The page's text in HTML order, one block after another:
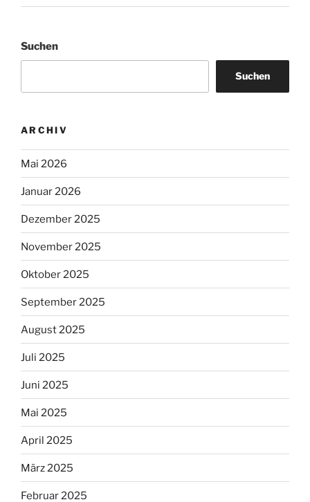
Suchen
Suchen
ARCHIV
Mai 2026
Januar 2026
Dezember 2025
November 2025
Oktober 2025
September 2025
August 2025
Juli 2025
Juni 2025
Mai 2025
April 2025
März 2025
Februar 2025